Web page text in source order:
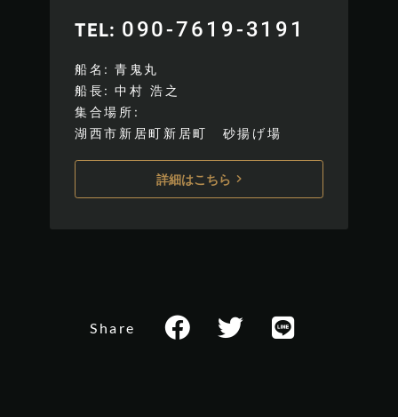
TEL 090-7619-3191
船名
青鬼丸
船長
中村 浩之
集合場所
湖西市新居町新居町 砂揚げ場
詳細はこちら
Share